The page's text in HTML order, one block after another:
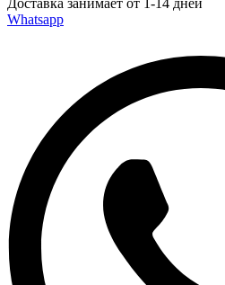
Доставка занимает от 1-14 дней
Whatsapp